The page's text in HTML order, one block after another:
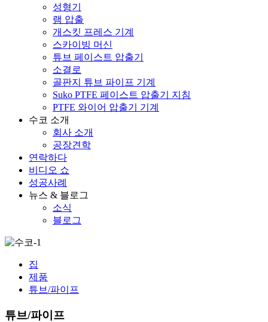
성형기
램 압출
개스킷 프레스 기계
스카이빙 머신
튜브 페이스트 압출기
소결로
골판지 튜브 파이프 기계
Suko PTFE 페이스트 압출기 지침
PTFE 와이어 압출기 기계
수코 소개
회사 소개
공장견학
연락하다
비디오 쇼
성공사례
뉴스 & 블로그
소식
블로그
집
제품
튜브/파이프
튜브/파이프